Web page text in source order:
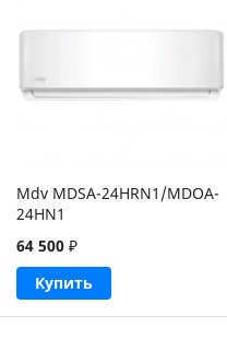
Mdv MDSA-24HRN1/MDOA-
24HN1
64 500 ₽
Купить